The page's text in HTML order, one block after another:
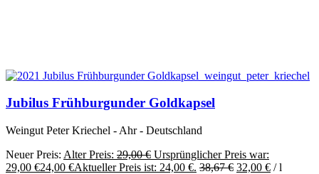
Jubilus Frühburgunder Goldkapsel
Weingut Peter Kriechel - Ahr - Deutschland
Neuer Preis: Alter Preis: 29,00€ Ursprünglicher Preis war:
29,00 €24,00 €Aktueller Preis ist: 24,00 €. 38,67€ 32,00 € /l